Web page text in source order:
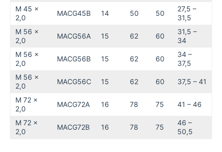
M 45 x
2,0
MACG45B 14 50 50
27,5 –
31,5
M 56 x
2,0
MACG56A 15 62 60
31,5 –
34
M 56 x
2,0
MACG56B 15 62 60
34 –
37,5
M 56 x
2,0
MACG56C 15 62 60 37,5 – 41
M 72 x
2,0
MACG72A 16 78 75 41 – 46
M 72 x
2,0
MACG72B 16 78 75
46 –
50,5